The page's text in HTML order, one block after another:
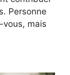
Personne
vous, mais